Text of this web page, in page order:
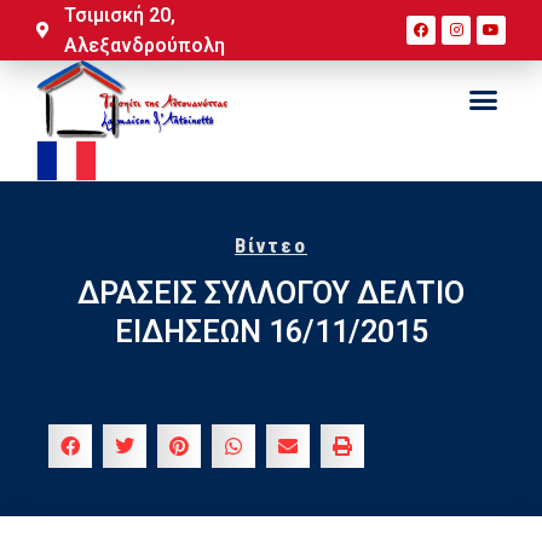
Τσιμισκή 20,
Αλεξανδρούπολη
Βίντεο
ΔΡΑΣΕΙΣ ΣΥΛΛΟΓΟΥ ΔΕΛΤΙΟ
ΕΙΔΗΣΕΩΝ 16/11/2015